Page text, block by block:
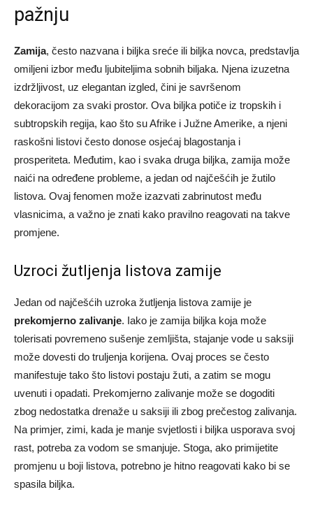
pažnju
Zamija, često nazvana i biljka sreće ili biljka novca, predstavlja
omiljeni izbor među ljubiteljima sobnih biljaka. Njena izuzetna
izdržljivost, uz elegantan izgled, čini je savršenom
dekoracijom za svaki prostor. Ova biljka potiče iz tropskih i
subtropskih regija, kao što su Afrike i Južne Amerike, a njeni
raskošni listovi često donose osjećaj blagostanja i
prosperiteta. Međutim, kao i svaka druga biljka, zamija može
naići na određene probleme, a jedan od najčešćih je žutilo
listova. Ovaj fenomen može izazvati zabrinutost među
vlasnicima, a važno je znati kako pravilno reagovati na takve
promjene.
Uzroci žutljenja listova zamije
Jedan od najčešćih uzroka žutljenja listova zamije je
prekomjerno zalivanje. Iako je zamija biljka koja može
tolerisati povremeno sušenje zemljišta, stajanje vode u saksiji
može dovesti do truljenja korijena. Ovaj proces se često
manifestuje tako što listovi postaju žuti, a zatim se mogu
uvenuti i opadati. Prekomjerno zalivanje može se dogoditi
zbog nedostatka drenaže u saksiji ili zbog prečestog zalivanja.
Na primjer, zimi, kada je manje svjetlosti i biljka usporava svoj
rast, potreba za vodom se smanjuje. Stoga, ako primijetite
promjenu u boji listova, potrebno je hitno reagovati kako bi se
spasila biljka.